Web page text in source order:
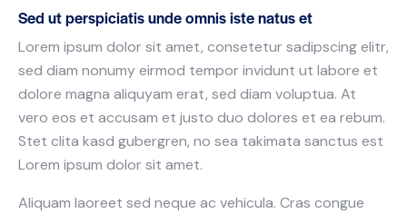
Sed ut perspiciatis unde omnis iste natus et
Lorem ipsum dolor sit amet, consetetur sadipscing elitr,
sed diam nonumy eirmod tempor invidunt ut labore et
dolore magna aliquyam erat, sed diam voluptua. At
vero eos et accusam et justo duo dolores et ea rebum.
Stet clita kasd gubergren, no sea takimata sanctus est
Lorem ipsum dolor sit amet.
Aliquam laoreet sed neque ac vehicula. Cras congue